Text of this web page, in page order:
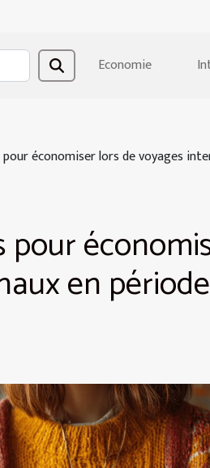
Economie
économiser lors de voyages
pour
en